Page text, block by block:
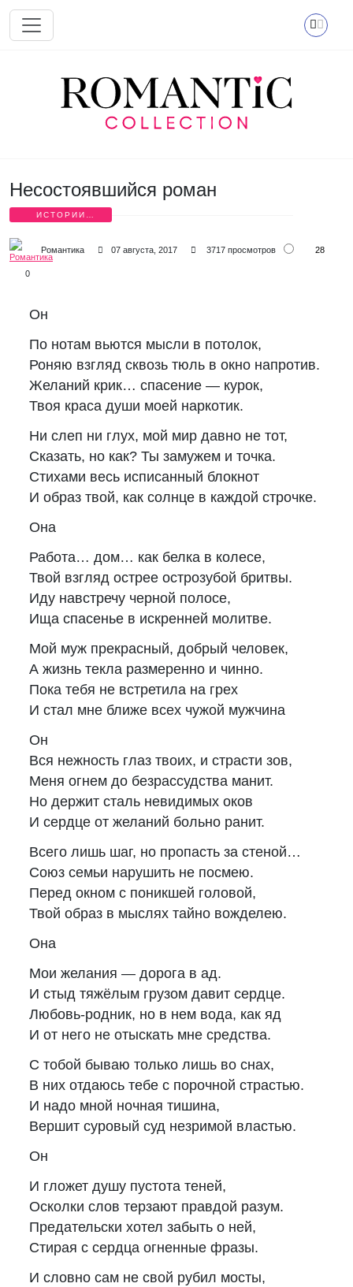
Перейти к основному содержанию
Несостоявшийся роман
ИСТОРИИ
Романтика 07 августа, 2017 3717 просмотров 28
0
Он
По нотам вьются мысли в потолок,
Роняю взгляд сквозь тюль в окно напротив.
Желаний крик… спасение — курок,
Твоя краса души моей наркотик.
Ни слеп ни глух, мой мир давно не тот,
Сказать, но как? Ты замужем и точка.
Стихами весь исписанный блокнот
И образ твой, как солнце в каждой строчке.
Она
Работа… дом… как белка в колесе,
Твой взгляд острее острозубой бритвы.
Иду навстречу черной полосе,
Ища спасенье в искренней молитве.
Мой муж прекрасный, добрый человек,
А жизнь текла размеренно и чинно.
Пока тебя не встретила на грех
И стал мне ближе всех чужой мужчина
Он
Вся нежность глаз твоих, и страсти зов,
Меня огнем до безрассудства манит.
Но держит сталь невидимых оков
И сердце от желаний больно ранит.
Всего лишь шаг, но пропасть за стеной…
Союз семьи нарушить не посмею.
Перед окном с поникшей головой,
Твой образ в мыслях тайно вожделею.
Она
Мои желания — дорога в ад.
И стыд тяжёлым грузом давит сердце.
Любовь-родник, но в нем вода, как яд
И от него не отыскать мне средства.
С тобой бываю только лишь во снах,
В них отдаюсь тебе с порочной страстью.
И надо мной ночная тишина,
Вершит суровый суд незримой властью.
Он
И гложет душу пустота теней,
Осколки слов терзают правдой разум.
Предательски хотел забыть о ней,
Стирая с сердца огненные фразы.
И словно сам не свой рубил мосты,